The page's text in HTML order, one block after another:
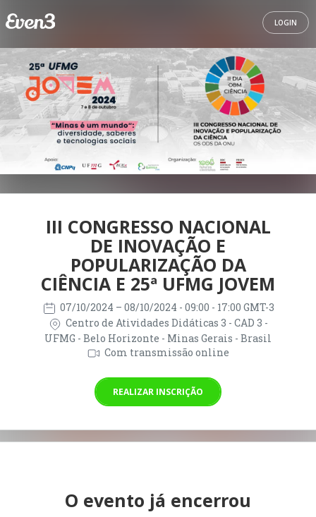
LOGIN
III CONGRESSO NACIONAL
DE INOVAÇÃO E
POPULARIZAÇÃO DA
CIÊNCIA E 25ª UFMG JOVEM
07/10/2024 – 08/10/2024 - 09:00 - 17:00 GMT-3
Centro de Atividades Didáticas 3 - CAD 3 -
UFMG - Belo Horizonte - Minas Gerais - Brasil
Com transmissão online
REALIZAR INSCRIÇÃO
O evento já encerrou